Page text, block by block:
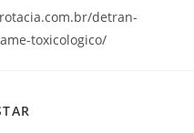
detran-
toxicologico/